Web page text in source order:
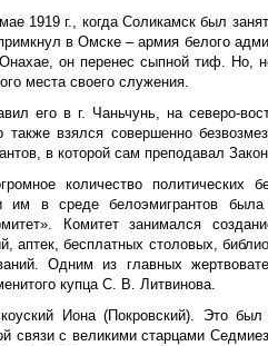
1919 г., когда Соликамск был
в Омске – армия белого
он перенес сыпной тиф. Но,
места своего служения.
его в г. Чаньчунь, на северо-
взялся совершенно
в которой сам преподавал
количество политических
в среде белоэмигрантов была
Комитет занимался
аптек, бесплатных столовых,
Одним из главных
купца С. В. Литвинова.
Иона (Покровский). Это
связи с великими старцами